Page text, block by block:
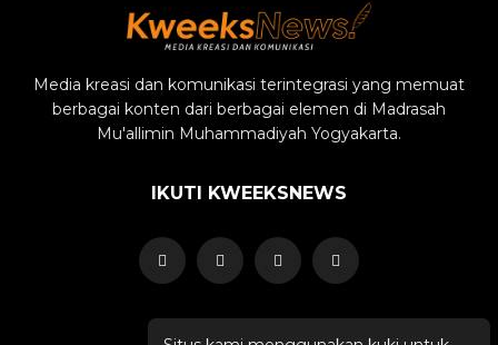
Media kreasi dan komunikasi terintegrasi yang memuat
berbagai konten dari berbagai elemen di Madrasah
Mu'allimin Muhammadiyah Yogyakarta.
IKUTI KWEEKSNEWS